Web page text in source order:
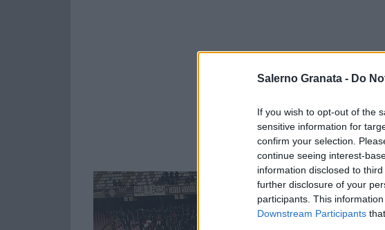
Salerno Granata - Do
If you wish to opt-out of the
sensitive information for
confirm your selection.
continue seeing interest-
information disclosed to
further disclosure of your
participants. This
Downstream Participants